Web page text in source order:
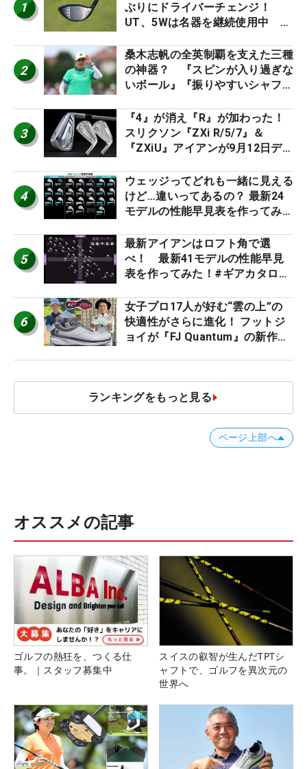
1
ぶりにドライバーチェンジ！
UT、5Wは名器を継続使用中 #
2
桑木志帆の全英制覇を支えた三種
の神器？ 『スピンが入り過ぎな
いボール』『振りやすいシャフ
ー』 #女子プロセッティング
3
『4』が消え『R』が加わった！
スリクソン『ZXi R/5/7』＆
『ZXiU』アイアンが9月12日デ
4
ウェッジってどれも一緒に見える
けど…違いってあるの？ 最新24
モデルの性能早見表を作ってみ
5
最新アイアンはロフト角で選
べ！ 最新41モデルの性能早見
表を作ってみた！#ギアカタログ
6
女子プロ17人が好む“雲の上”の
快適性がさらに進化！ フットジ
ョイが『FJ Quantum』の新作を
ランキングをもっと見る
ページ上部へ
オススメの記事
ゴルフの熱狂を、つくる仕
事。｜スタッフ募集中
スイスの叡智が生んだTPTシ
ャフトで、ゴルフを異次元の
世界へ